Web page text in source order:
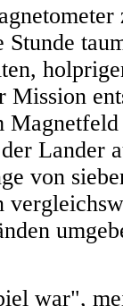
Lander
von
war",